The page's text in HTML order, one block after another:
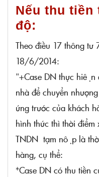
Nếu thu
độ:
Theo điều 17 thông tư
18/6/2014:
"+Case DN thực hiện
nhà để chuyển
ứng trước của khách
hình thức thì thời
TNDN tạm nộp là
hàng, cụ thể:
*Case DN có thu tiền